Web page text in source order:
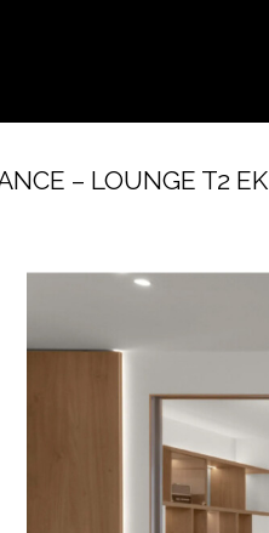
– LOUNGE T2 EK